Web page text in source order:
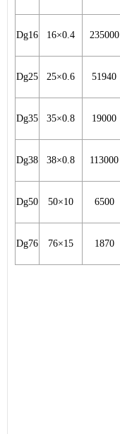
Dg16 16×0.4 235000
Dg25 25×0.6 51940
Dg35 35×0.8 19000
Dg38 38×0.8 113000
Dg50 50×10 6500
Dg76 76×15 1870